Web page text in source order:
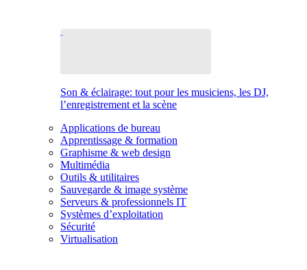
Son & éclairage: tout pour les musiciens, les DJ,
l’enregistrement et la scène
Applications de bureau
Apprentissage & formation
Graphisme & web design
Multimédia
Outils & utilitaires
Sauvegarde & image système
Serveurs & professionnels IT
Systèmes d’exploitation
Sécurité
Virtualisation